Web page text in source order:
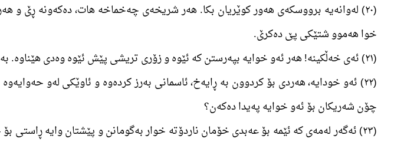
(٢٠) لەوانەیە برووسکەی ھەور کوێریان بکا. ھەر شریخەی چەخماخە ھات، دەکەونە ڕێ و
خوا ھەموو شتێکی پێ دەکرێ.
(٢١) ئەی خەڵکینە! ھەر ئەو خوایە بپەرستن کە ئێوە و زۆری تریشی پێش ئێوە وەدی ھێناوە. بەشکوو خۆتان بپارێزن.
(٢٢) ئەو خودایە، ھەردی بۆ کردوون بە ڕایەخ، ئاسمانی بەرز کردەوە و ئاوێکی لەو
چۆن شەریکان بۆ ئەو خوایە پەیدا دەکەن؟
(٢٣) ئەگەر لەمەی کە ئێمە بۆ عەبدی خۆمان ناردۆتە خوار بەگومانن و پێشتان وایە